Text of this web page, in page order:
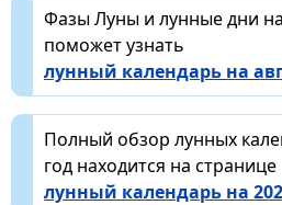
Фазы Луны и лунные дни
поможет узнать
лунный календарь на
Полный обзор лунных
год находится на странице
лунный календарь на